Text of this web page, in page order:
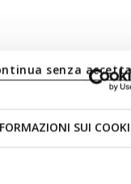
SUI
senza